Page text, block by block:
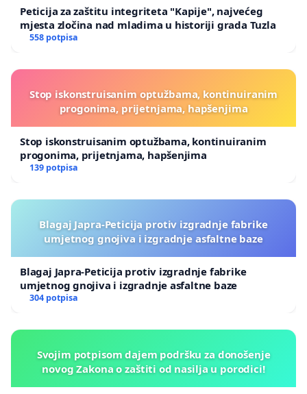
Peticija za zaštitu integriteta "Kapije", najvećeg
mjesta zločina nad mladima u historiji grada Tuzla
558 potpisa
Stop iskonstruisanim optužbama, kontinuiranim
progonima, prijetnjama, hapšenjima
Stop iskonstruisanim optužbama, kontinuiranim
progonima, prijetnjama, hapšenjima
139 potpisa
Blagaj Japra-Peticija protiv izgradnje fabrike
umjetnog gnojiva i izgradnje asfaltne baze
Blagaj Japra-Peticija protiv izgradnje fabrike
umjetnog gnojiva i izgradnje asfaltne baze
304 potpisa
Svojim potpisom dajem podršku za donošenje
novog Zakona o zaštiti od nasilja u porodici!